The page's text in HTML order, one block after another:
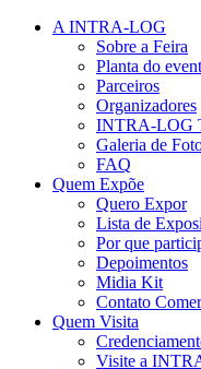
A INTRA-LOG
Sobre a Feira
Planta do
Parceiros
Organizadores
INTRA-LOG
Galeria de
FAQ
Quem Expõe
Quero Expor
Lista de
Por que
Depoimentos
Midia Kit
Contato
Quem Visita
Visite a